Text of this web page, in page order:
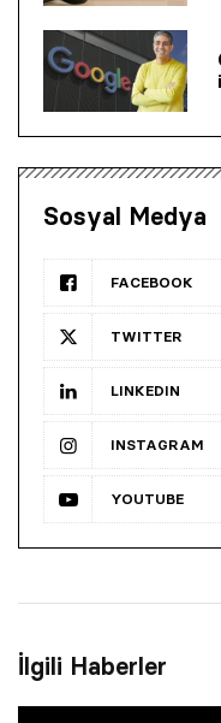
Sosyal Medya
FACEBOOK
TWITTER
LINKEDIN
INSTAGRAM
YOUTUBE
İlgili Haberler